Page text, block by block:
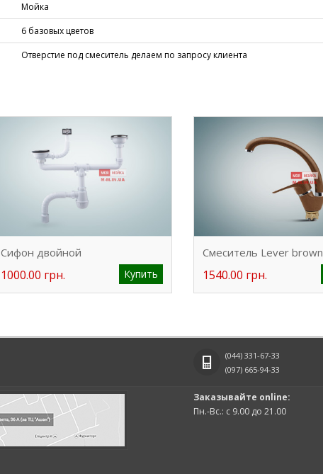
Мойка
6 базовых цветов
Отверстие под смеситель делаем по запросу клиента
Сифон двойной
1000.00 грн. Купить
Смеситель Lever brown
1540.00 грн.
(044) 331-67-33
(097) 665-94-33
Заказывайте online:
Пн.-Вс.: с 9.00 до 21.00